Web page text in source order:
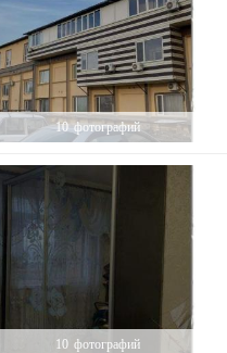
фотографий
10
фотографий
10